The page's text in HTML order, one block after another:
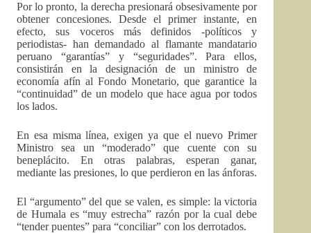
Por lo pronto, la derecha presionará obsesivamente por
obtener concesiones. Desde el primer instante, en
efecto, sus voceros más definidos -políticos y
periodistas- han demandado al flamante mandatario
peruano “garantías” y “seguridades”. Para ellos,
consistirán en la designación de un ministro de
economía afín al Fondo Monetario, que garantice la
“continuidad” de un modelo que hace agua por todos
los lados.
En esa misma línea, exigen ya que el nuevo Primer
Ministro sea un “moderado” que cuente con su
beneplácito. En otras palabras, esperan ganar,
mediante las presiones, lo que perdieron en las ánforas.
El “argumento” del que se valen, es simple: la victoria
de Humala es “muy estrecha” razón por la cual debe
“tender puentes” para “conciliar” con los derrotados.